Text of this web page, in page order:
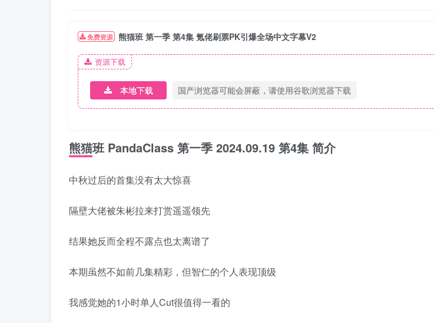
免费资源 熊猫班 第一季 第4集 氪佬刷票PK引爆全场中文字幕V2
资源下载
本地下载 国产浏览器可能会屏蔽，请使用谷歌浏览器下载
熊猫班 PandaClass 第一季 2024.09.19 第4集 简介
中秋过后的首集没有太大惊喜
隔壁大佬被朱彬拉来打赏遥遥领先
结果她反而全程不露点也太离谱了
本期虽然不如前几集精彩，但智仁的个人表现顶级
我感觉她的1小时单人Cut很值得一看的